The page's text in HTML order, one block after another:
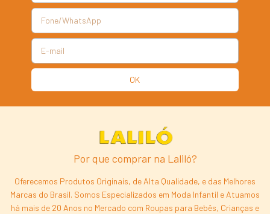
Por que comprar na Laliló?
Oferecemos Produtos Originais, de Alta Qualidade, e das Melhores
Marcas do Brasil. Somos Especializados em Moda Infantil e Atuamos
há mais de 20 Anos no Mercado com Roupas para Bebês, Crianças e